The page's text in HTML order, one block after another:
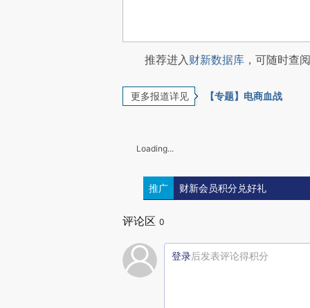
推荐进入财新数据库 ，可随时查
更多报道详见 【专题】电商血战
Loading...
推广 财新会员积分兑好礼
评论区 0
登录后发表评论得积分